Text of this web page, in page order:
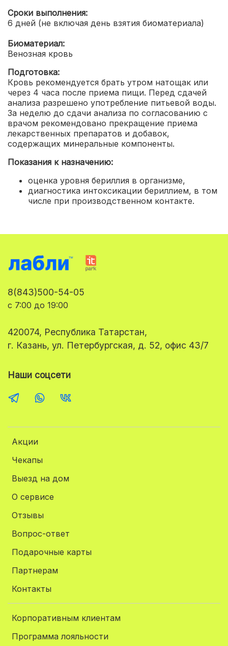
Сроки выполнения:
6 дней (не включая день взятия биоматериала)
Биоматериал:
Венозная кровь
Подготовка:
Кровь рекомендуется брать утром натощак или
через 4 часа после приема пищи. Перед сдачей
анализа разрешено употребление питьевой воды.
За неделю до сдачи анализа по согласованию с
врачом рекомендовано прекращение приема
лекарственных препаратов и добавок,
содержащих минеральные компоненты.
Показания к назначению:
оценка уровня бериллия в организме,
диагностика интоксикации бериллием, в том
числе при производственном контакте.
Акции
Чекапы
Выезд на дом
О сервисе
Отзывы
Вопрос-ответ
Подарочные карты
Партнерам
Контакты
Корпоративным клиентам
Программа лояльности
8(843)500-54-05
с 7:00 до 19:00
420074, Республика Татарстан,
г. Казань, ул. Петербургская, д. 52, офис 43/7
Наши соцсети